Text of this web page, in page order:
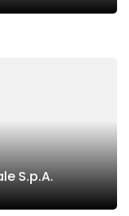
S.p.A.